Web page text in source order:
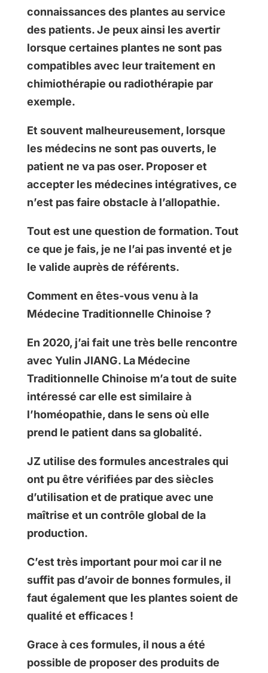
connaissances des plantes au service
des patients. Je peux ainsi les avertir
lorsque certaines plantes ne sont pas
compatibles avec leur traitement en
chimiothérapie ou radiothérapie par
exemple.
Et souvent malheureusement, lorsque
les médecins ne sont pas ouverts, le
patient ne va pas oser. Proposer et
accepter les médecines intégratives, ce
n’est pas faire obstacle à l’allopathie.
Tout est une question de formation. Tout
ce que je fais, je ne l’ai pas inventé et je
le valide auprès de référents.
Comment en êtes-vous venu à la
Médecine Traditionnelle Chinoise ?
En 2020, j’ai fait une très belle rencontre
avec Yulin JIANG. La Médecine
Traditionnelle Chinoise m’a tout de suite
intéressé car elle est similaire à
l’homéopathie, dans le sens où elle
prend le patient dans sa globalité.
JZ utilise des formules ancestrales qui
ont pu être vérifiées par des siècles
d’utilisation et de pratique avec une
maîtrise et un contrôle global de la
production.
C’est très important pour moi car il ne
suffit pas d’avoir de bonnes formules, il
faut également que les plantes soient de
qualité et efficaces !
Grace à ces formules, il nous a été
possible de proposer des produits de